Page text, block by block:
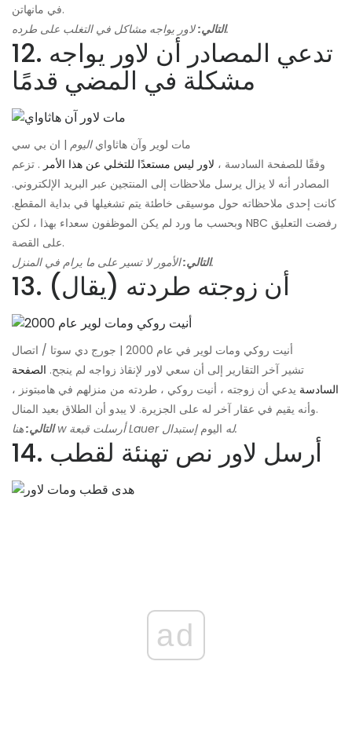
في مانهاتن.
التالي:لاور يواجه مشاكل في التغلب على طرده.
12. تدعي المصادر أن لاور يواجه
مشكلة في المضي قدمًا
مات لوير وآن هاثاواياليوم | ان بي سي
وفقًا للصفحة السادسة ، لاور ليس مستعدًا للتخلي عن هذا الأمر . تزعم
المصادر أنه لا يزال يرسل ملاحظات إلى المنتجين عبر البريد الإلكتروني.
كانت إحدى ملاحظاته حول موسيقى خاطئة يتم تشغيلها في بداية المقطع.
وبحسب ما ورد لم يكن الموظفون سعداء بهذا ، لكن NBC رفضت التعليق
على القصة.
التالي:الأمور لا تسير على ما يرام في المنزل.
13. (يقال) أن زوجته طردته
أنيت روكي ومات لوير في عام 2000 | جورج دي سوتا / اتصال
تشير آخر التقارير إلى أن سعي لاور لإنقاذ زواجه لم ينجح. الصفحة
السادسة يدعي أن زوجته ، أنيت روكي ، طردته من منزلهم في هامبتونز ،
وأنه يقيم في عقار آخر له على الجزيرة. لا يبدو أن الطلاق بعيد المنال.
التالي:هنا w أرسلت قبعة Lauer له اليوم إستبدال.
14. أرسل لاور نص تهنئة لقطب
ad